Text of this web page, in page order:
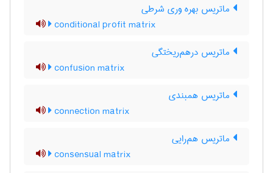
ماتریس بهره وری شرطی
conditional profit matrix
ماتریس درهم‌ریختگی
confusion matrix
ماتریس همبندی
connection matrix
ماتریس هم‌رایی
consensual matrix